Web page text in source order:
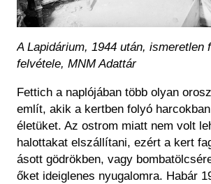
A Lapidárium, 1944 után, ismeretlen
felvétele, MNM Adattár
Fettich a naplójában több olyan
említ, akik a kertben folyó
életüket. Az ostrom miatt nem volt
halottakat elszállítani, ezért a kert
ásott gödrökben, vagy
őket ideiglenes nyugalomra. Habár